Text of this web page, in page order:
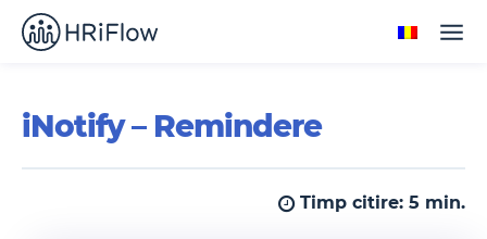
iNotify – Remindere
Timp citire: 5 min.